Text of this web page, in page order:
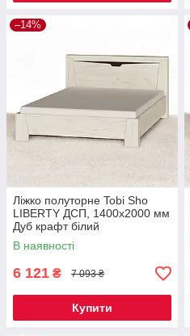
–14%
Ліжко полуторне Tobi Sho
LIBERTY ДСП, 1400х2000 мм
Дуб крафт білий
В наявності
6 121 ₴ 7 093 ₴
Купити